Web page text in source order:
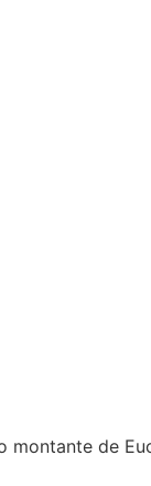
montante de